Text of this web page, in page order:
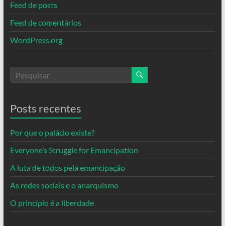
Feed de posts
Feed de comentários
WordPress.org
Posts recentes
Por que o palácio existe?
Everyone’s Struggle for Emancipation
A luta de todos pela emancipação
As redes sociais e o anarquismo
O princípio é a liberdade